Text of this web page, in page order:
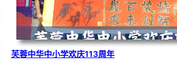
芙蓉中华中小学欢庆113周年